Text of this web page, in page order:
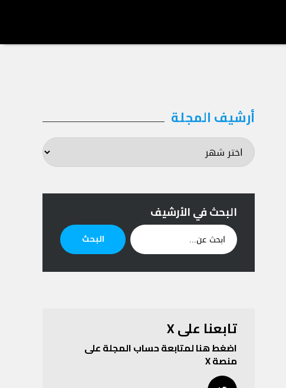
أرشيف المجلة
المجلة
البحث في الأرشيف
ابحث
عن:
البحث
تابعنا على X
اضغط هنا لمتابعة حساب المجلة على
منصة X